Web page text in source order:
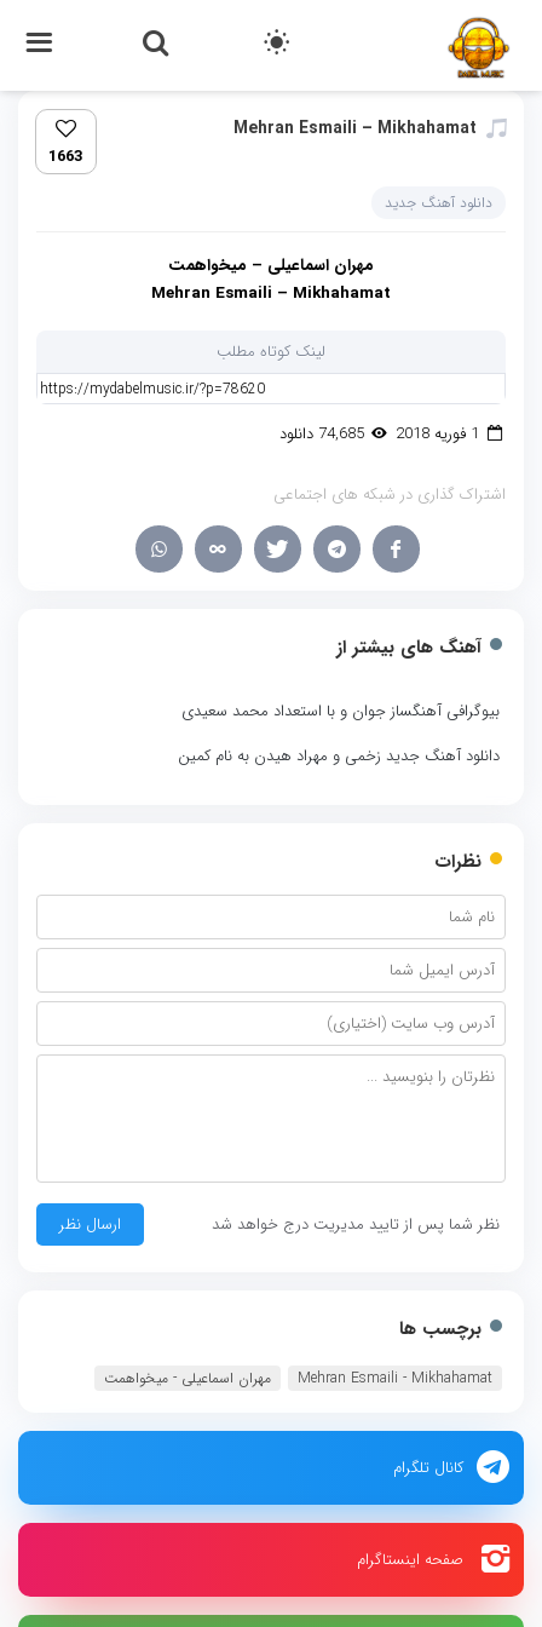
Mehran Esmaili – Mikhahamat
1663
دانلود آهنگ جدید
مهران اسماعیلی – میخواهمت
Mehran Esmaili – Mikhahamat
لینک کوتاه مطلب
74,685 دانلود
اشتراک گذاری در شبکه های اجتماعی
آهنگ های بیشتر از
بیوگرافی آهنگساز جوان و با استعداد محمد سعیدی
دانلود آهنگ جدید زخمی و مهراد هیدن به نام کمین
نظرات
نظر شما پس از تایید مدیریت درج خواهد شد
برچسب ها
Mehran Esmaili - Mikhahamat مهران اسماعیلی - میخواهمت
کانال تلگرام
صفحه اینستاگرام